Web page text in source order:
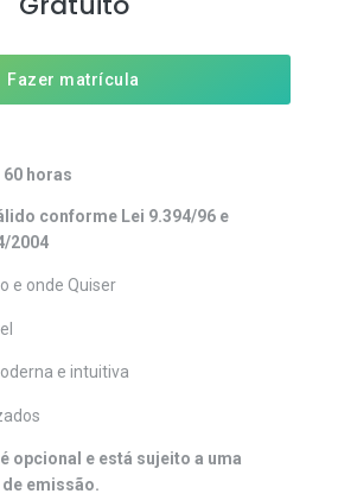
Fazer matrícula
60 horas
conforme Lei 9.394/96 e
2004
e onde Quiser
e intuitiva
opcional e está sujeito a uma
de emissão.